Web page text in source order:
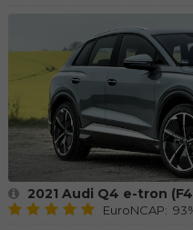
2021 Audi Q4 e-tron
EuroNCAP: